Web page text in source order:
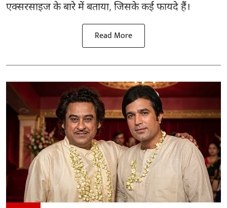
एक्सरसाइज के बारे में बताया, जिसके कई फायदे हैं।
Read More